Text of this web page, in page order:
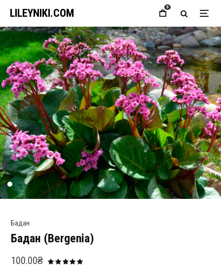
LILEYNIKI.COM 0
Бадан
Бадан (Bergenia)
100.00₴